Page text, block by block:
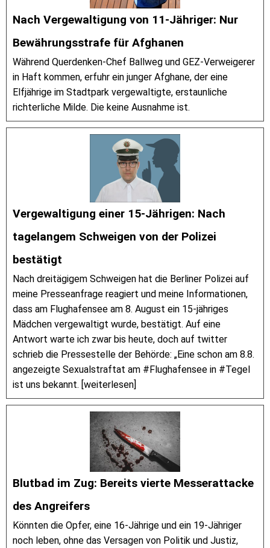
Nach Vergewaltigung von 11-Jähriger: Nur
Bewährungsstrafe für Afghanen
Während Querdenken-Chef Ballweg und GEZ-Verweigerer
in Haft kommen, erfuhr ein junger Afghane, der eine
Elfjährige im Stadtpark vergewaltigte, erstaunliche
richterliche Milde. Die keine Ausnahme ist.
Vergewaltigung einer 15-Jährigen: Nach
tagelangem Schweigen von der Polizei
bestätigt
Nach dreitägigem Schweigen hat die Berliner Polizei auf
meine Presseanfrage reagiert und meine Informationen,
dass am Flughafensee am 8. August ein 15-jähriges
Mädchen vergewaltigt wurde, bestätigt. Auf eine
Antwort warte ich zwar bis heute, doch auf twitter
schrieb die Pressestelle der Behörde: „Eine schon am 8.8.
angezeigte Sexualstraftat am #Flughafensee in #Tegel
ist uns bekannt. [weiterlesen]
Blutbad im Zug: Bereits vierte Messerattacke
des Angreifers
Könnten die Opfer, eine 16-Jährige und ein 19-Jähriger
noch leben, ohne das Versagen von Politik und Justiz,